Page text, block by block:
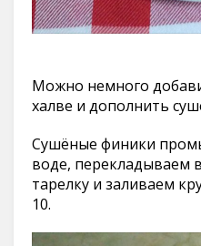
Можно немного
халве и дополнить
Сушёные финики
воде, перекладываем
тарелку и заливаем
10.